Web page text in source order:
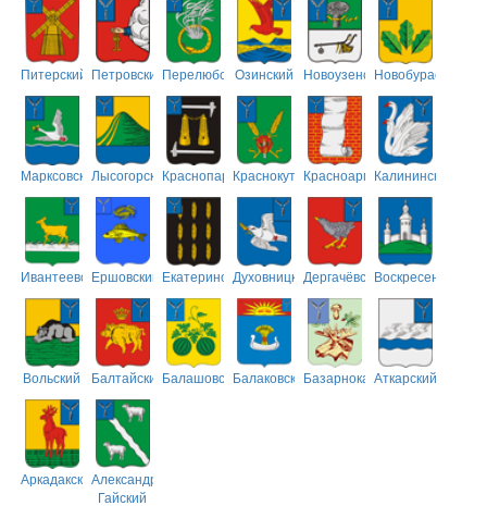
Питерский ПетровскийПерелюбскийОзинский НовоузенскийНовобурасский
МарксовскийЛысогорскийКраснопартизанский
КраснокутскийКрасноармейский
Калининский
ИвантеевскийЕршовский ЕкатериновскийДуховницкийДергачёвскийВоскресенский
Вольский БалтайскийБалашовскийБалаковскийБазарнокарабулакский
Аткарский
АркадакскийАлександрово-
Гайский